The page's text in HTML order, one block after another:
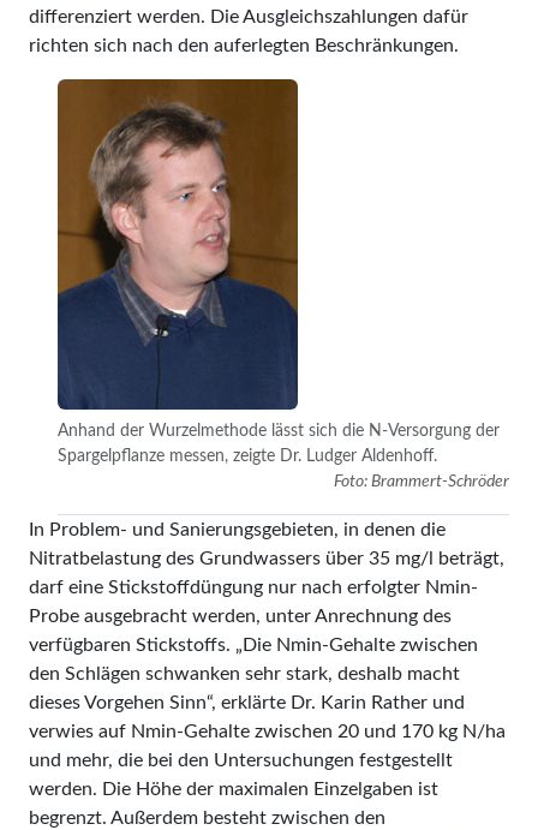
differenziert werden. Die Ausgleichszahlungen dafür
richten sich nach den auferlegten Beschränkungen.
Anhand der Wurzelmethode lässt sich die N-Versorgung der
Spargelpflanze messen, zeigte Dr. Ludger Aldenhoff.
Foto: Brammert-Schröder
In Problem- und Sanierungsgebieten, in denen die
Nitratbelastung des Grundwassers über 35 mg/l beträgt,
darf eine Stickstoffdüngung nur nach erfolgter Nmin-
Probe ausgebracht werden, unter Anrechnung des
verfügbaren Stickstoffs. „Die Nmin-Gehalte zwischen
den Schlägen schwanken sehr stark, deshalb macht
dieses Vorgehen Sinn“, erklärte Dr. Karin Rather und
verwies auf Nmin-Gehalte zwischen 20 und 170 kg N/ha
und mehr, die bei den Untersuchungen festgestellt
werden. Die Höhe der maximalen Einzelgaben ist
begrenzt. Außerdem besteht zwischen den